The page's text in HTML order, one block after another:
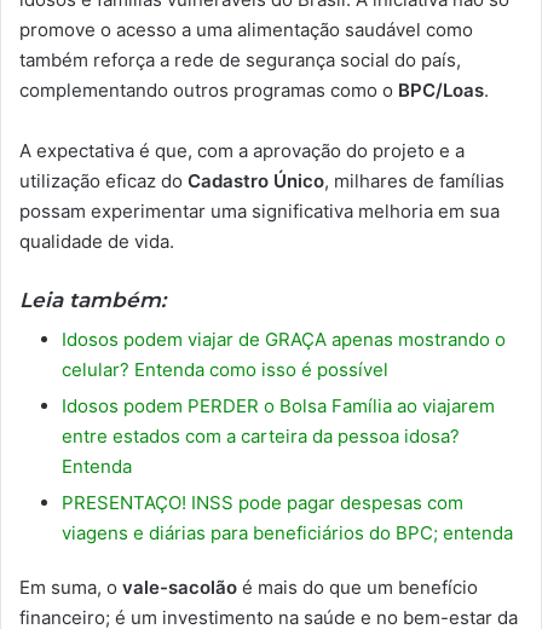
promove o acesso a uma alimentação saudável como
também reforça a rede de segurança social do país,
complementando outros programas como o BPC/Loas.
A expectativa é que, com a aprovação do projeto e a
utilização eficaz do Cadastro Único, milhares de famílias
possam experimentar uma significativa melhoria em sua
qualidade de vida.
Leia também:
Idosos podem viajar de GRAÇA apenas mostrando o
celular? Entenda como isso é possível
Idosos podem PERDER o Bolsa Família ao viajarem
entre estados com a carteira da pessoa idosa?
Entenda
PRESENTAÇO! INSS pode pagar despesas com
viagens e diárias para beneficiários do BPC; entenda
Em suma, o vale-sacolão é mais do que um benefício
financeiro; é um investimento na saúde e no bem-estar da